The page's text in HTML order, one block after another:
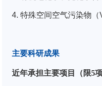
4. 特殊空间空气污染物
主要科研成果
近年承担主要项目（限5